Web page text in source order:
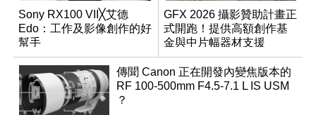
Sony RX100 VII╳艾德
Edo：工作及影像創作的好
幫手
GFX 2026 攝影贊助計畫正
式開跑！提供高額創作基
金與中片幅器材支援
傳聞 Canon 正在開發內變焦版本的
RF 100-500mm F4.5-7.1 L IS USM
？